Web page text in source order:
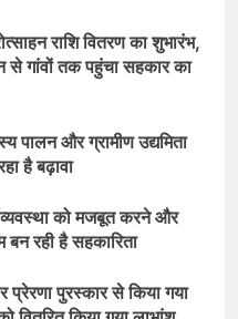
राशि वितरण का शुभारंभ,
से गांवों तक पहुंचा सहकार का
पालन और ग्रामीण उद्यमिता
है बढ़ावा
को मजबूत करने और
बन रही है सहकारिता
प्रेरणा पुरस्कार से किया गया